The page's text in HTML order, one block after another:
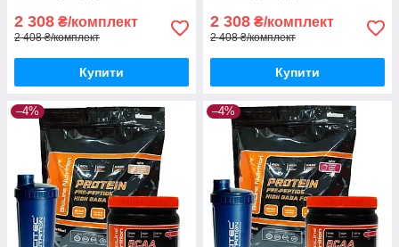
2 308 ₴/комплект
2 408 ₴/комплект
Купити
2 308 ₴/комплект
2 408 ₴/комплект
Купити
–4% –4%